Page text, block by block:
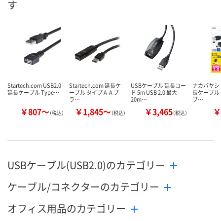
数量 数量
カ
す
Startech.com USB2.0
延長ケーブル Type…
￥807～（税込）
Startech.com 延長ケ
ーブル タイプ A-A ブ
ラ…
￥1,845～（税込）
USBケーブル 延長コー
ド 5m USB 2.0 最大
20m…
￥3,465（税込）
ナカバヤシ
長ケーブル
ブ…
USBケーブル(USB2.0)のカテゴリー
ケーブル/コネクターのカテゴリー
オフィス用品のカテゴリー